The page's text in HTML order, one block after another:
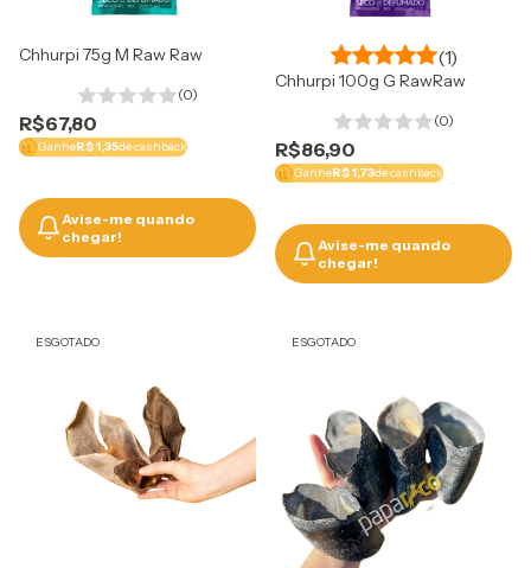
Chhurpi 75g M Raw Raw
(0)
R$67,80
GanheR$ 1,35de cashback
Avise-me quando
chegar!
(1)
Chhurpi 100g G RawRaw
(0)
R$86,90
GanheR$ 1,73de cashback
Avise-me quando
chegar!
ESGOTADO ESGOTADO